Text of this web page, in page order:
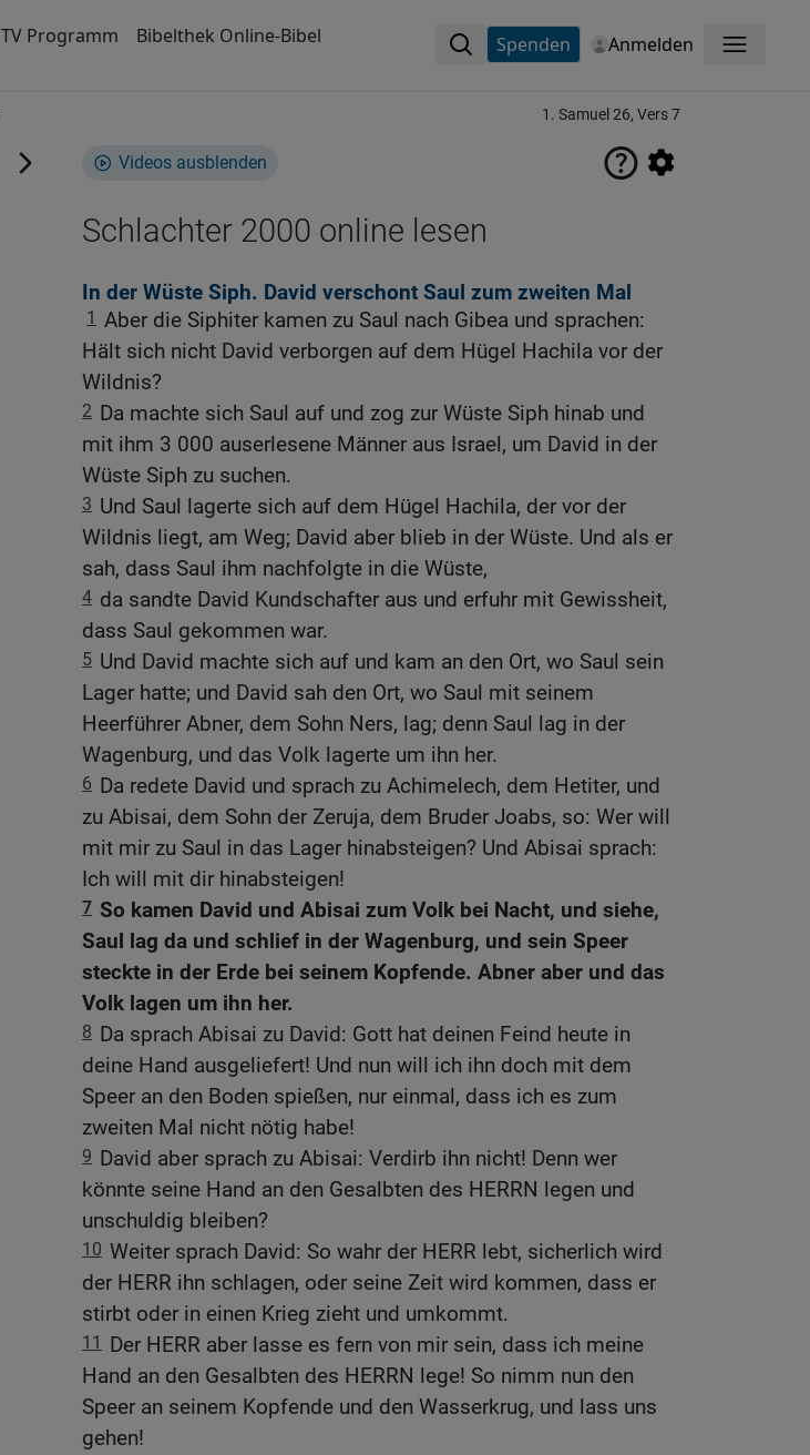
TV Programm Bibelthek Online-Bibel Spenden Anmelden Menü
1. Samuel 26, Vers 7
Videos ausblenden
Schlachter 2000 online lesen
In der Wüste Siph. David verschont Saul zum zweiten Mal
1 Aber die Siphiter kamen zu Saul nach Gibea und sprachen:
Hält sich nicht David verborgen auf dem Hügel Hachila vor der
Wildnis?
2 Da machte sich Saul auf und zog zur Wüste Siph hinab und
mit ihm 3 000 auserlesene Männer aus Israel, um David in der
Wüste Siph zu suchen.
3 Und Saul lagerte sich auf dem Hügel Hachila, der vor der
Wildnis liegt, am Weg; David aber blieb in der Wüste. Und als er
sah, dass Saul ihm nachfolgte in die Wüste,
4 da sandte David Kundschafter aus und erfuhr mit Gewissheit,
dass Saul gekommen war.
5 Und David machte sich auf und kam an den Ort, wo Saul sein
Lager hatte; und David sah den Ort, wo Saul mit seinem
Heerführer Abner, dem Sohn Ners, lag; denn Saul lag in der
Wagenburg, und das Volk lagerte um ihn her.
6 Da redete David und sprach zu Achimelech, dem Hetiter, und
zu Abisai, dem Sohn der Zeruja, dem Bruder Joabs, so: Wer will
mit mir zu Saul in das Lager hinabsteigen? Und Abisai sprach:
Ich will mit dir hinabsteigen!
7 So kamen David und Abisai zum Volk bei Nacht, und siehe,
Saul lag da und schlief in der Wagenburg, und sein Speer
steckte in der Erde bei seinem Kopfende. Abner aber und das
Volk lagen um ihn her.
8 Da sprach Abisai zu David: Gott hat deinen Feind heute in
deine Hand ausgeliefert! Und nun will ich ihn doch mit dem
Speer an den Boden spießen, nur einmal, dass ich es zum
zweiten Mal nicht nötig habe!
9 David aber sprach zu Abisai: Verdirb ihn nicht! Denn wer
könnte seine Hand an den Gesalbten des HERRN legen und
unschuldig bleiben?
10 Weiter sprach David: So wahr der HERR lebt, sicherlich wird
der HERR ihn schlagen, oder seine Zeit wird kommen, dass er
stirbt oder in einen Krieg zieht und umkommt.
11
Der HERR aber lasse es fern von mir sein, dass ich meine
Hand an den Gesalbten des HERRN lege! So nimm nun den
Speer an seinem Kopfende und den Wasserkrug, und lass uns
gehen!